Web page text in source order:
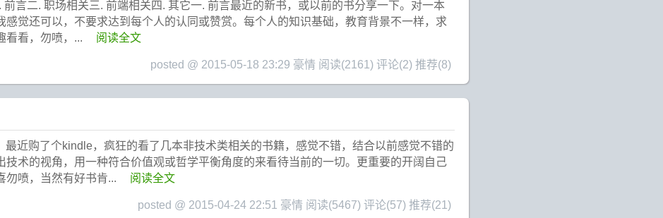
言二. 职场相关三. 前端相关四. 其它一. 前言最近的新书，或以前的书分享一下。对一本
觉还可以，不要求达到每个人的认同或赞赏。每个人的知识基础，教育背景不一样，求
看看，勿喷，...
阅读全文
posted @ 2015-05-18 23:29 豪情 阅读(2161) 评论(2) 推荐(8)
近购了个kindle，疯狂的看了几本非技术类相关的书籍，感觉不错，结合以前感觉不错的
术的视角，用一种符合价值观或哲学平衡角度的来看待当前的一切。更重要的开阔自己
勿喷，当然有好书肯...
阅读全文
posted @ 2015-04-24 22:51 豪情 阅读(5467) 评论(57) 推荐(21)